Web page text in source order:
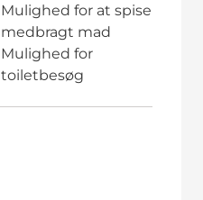
Mulighed for at spise
medbragt mad
Mulighed for
toiletbesøg